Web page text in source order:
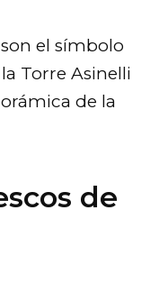
el símbolo
Torre Asinelli
de la
de